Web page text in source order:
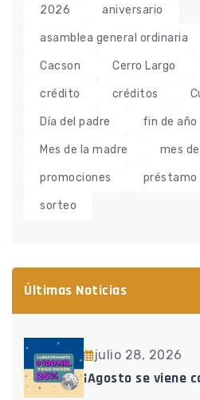
2026 aniversario
asamblea general ordinaria
Cacson Cerro Largo
crédito créditos
Día del padre fin de año
Mes de la madre mes
promociones préstamo
sorteo
Últimas Noticias
julio 28, 2026
¡Agosto se viene